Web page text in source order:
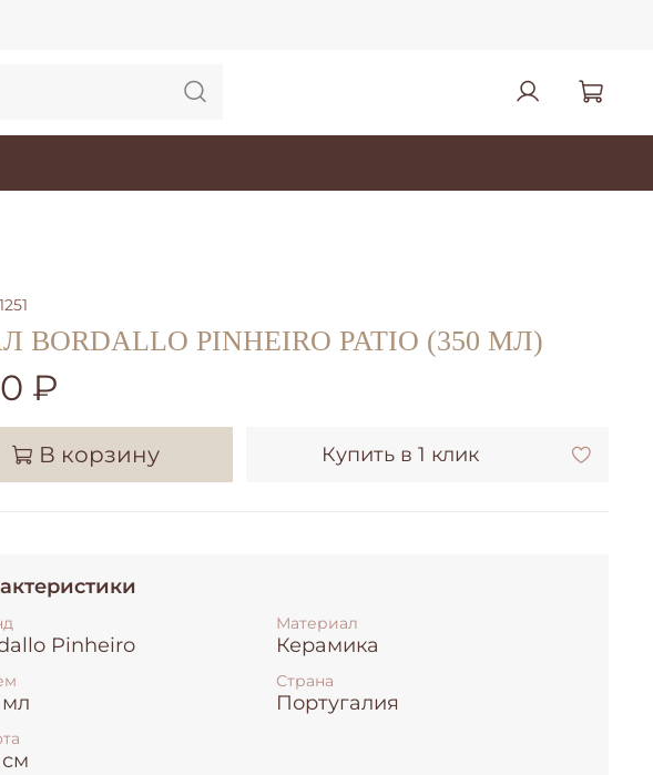
BORDALLO PINHEIRO PATIO (350 МЛ)
₽
В корзину Купить в 1 клик
Pinheiro
Материал
Керамика
Страна
Португалия
см